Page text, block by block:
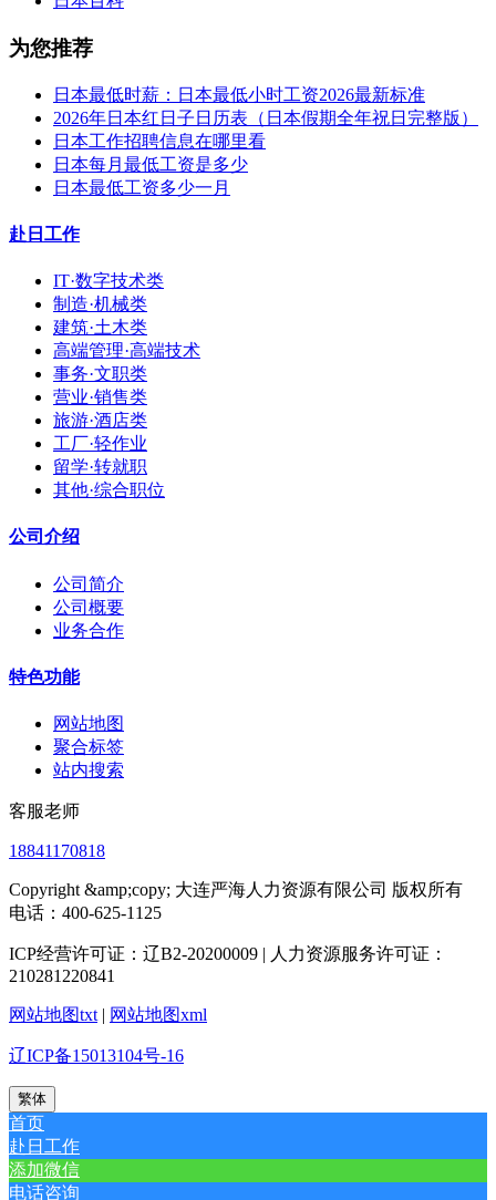
为您推荐
日本最低时薪：日本最低小时工资2026最新标准
2026年日本红日子日历表（日本假期全年祝日完整版）
日本工作招聘信息在哪里看
日本每月最低工资是多少
日本最低工资多少一月
赴日工作
IT·数字技术类
制造·机械类
建筑·土木类
高端管理·高端技术
事务·文职类
营业·销售类
旅游·酒店类
工厂·轻作业
留学·转就职
其他·综合职位
公司介绍
公司简介
公司概要
业务合作
特色功能
网站地图
聚合标签
站内搜索
客服老师
18841170818
Copyright &amp;copy; 大连严海人力资源有限公司 版权所有
电话：400-625-1125
ICP经营许可证：辽B2-20200009 | 人力资源服务许可证：
210281220841
网站地图txt | 网站地图xml
辽ICP备15013104号-16
繁体
首页
赴日工作
添加微信
电话咨询